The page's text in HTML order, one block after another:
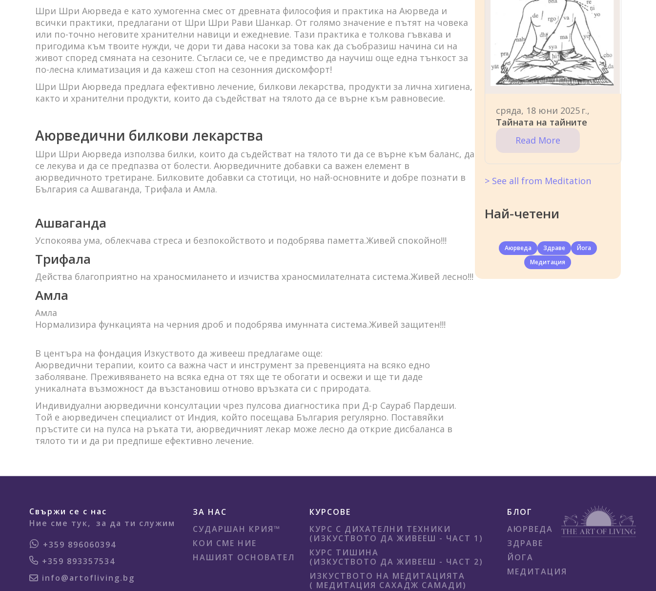
Шри Шри Аюрведа е като хумогенна смес от древната философия и практика на Аюрведа и
всички практики, предлагани от Шри Шри Рави Шанкар. От голямо значение е пътят на човека
или по-точно неговите хранителни навици и ежедневие. Тази практика е толкова гъвкава и
пригодима към твоите нужди, че дори ти дава насоки за това как да съобразиш начина си на
живот според смяната на сезоните. Съгласи се, че е предимство да научиш още една тънкост за
по-лесна климатизация и да кажеш стоп на сезонния дискомфорт!
Шри Шри Аюрведа предлага ефективно лечение, билкови лекарства, продукти за лична хигиена,
както и хранителни продукти, които да съдействат на тялото да се върне към равновесие.
Аюрведични билкови лекарства
Шри Шри Аюрведа използва билки, които да съдействат на тялото ти да се върне към баланс, да
се лекува и да се предпазва от болести. Аюрведичните добавки са важен елемент в
аюрведичното третиране. Билковите добавки са стотици, но най-основните и добре познати в
България са Ашваганда, Трифала и Амла.
Ашваганда
Успокоява ума, облекчава стреса и безпокойството и подобрява паметта.Живей спокойно!!!
Трифала
Действа благоприятно на храносмилането и изчиства храносмилателната система.Живей лесно!!!
Амла
Амла
Нормализира функацията на черния дроб и подобрява имунната система.Живей защитен!!!
В центъра на фондация Изкуството да живееш предлагаме още:
Аюрведични терапии, които са важна част и инструмент за превенцията на всяко едно
заболяване. Преживяването на всяка една от тях ще те обогати и освежи и ще ти даде
уникалната възможност да възстановиш отново връзката си с природата.
Индивидуални аюрведични консултации чрез пулсова диагностика при Д-р Саураб Пардеши.
Той е аюрведичен специалист от Индия, който посещава България регулярно. Поставяйки
пръстите си на пулса на ръката ти, аюрведичният лекар може лесно да открие дисбаланса в
тялото ти и да ри предпише ефективно лечение.
сряда, 18 юни 2025 г.,
Тайната на тайните
Read More
> See all from Meditation
Най-четени
Аюрведа Здраве
Йога
Медитация
Свържи се с нас
Ние сме тук,
за да ти служим
+359 896060394
+359 893357534
info@artofliving.bg
ЗА НАС
СУДАРШАН КРИЯ™
КОИ СМЕ НИЕ
НАШИЯТ ОСНОВАТЕЛ
КУРСОВЕ
КУРС С ДИХАТЕЛНИ ТЕХНИКИ
(ИЗКУСТВОТО ДА ЖИВЕЕШ - ЧАСТ 1)
КУРС ТИШИНА
(ИЗКУСТВОТО ДА ЖИВЕЕШ - ЧАСТ 2)
ИЗКУСТВОТО НА МЕДИТАЦИЯТА
( МЕДИТАЦИЯ САХАДЖ САМАДИ)
БЛОГ
АЮРВЕДА
ЗДРАВЕ
ЙОГА
МЕДИТАЦИЯ